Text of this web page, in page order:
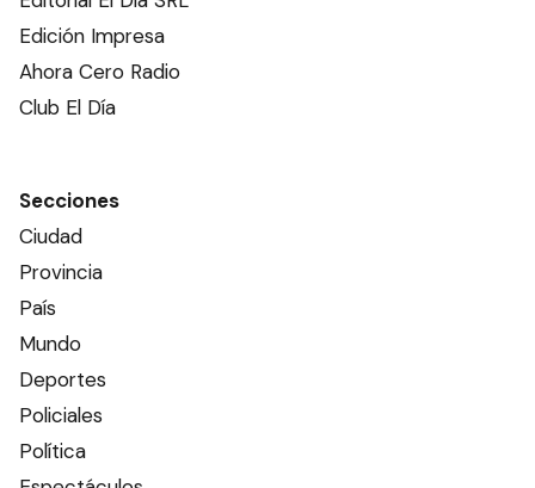
Edición Impresa
Ahora Cero Radio
Club El Día
Secciones
Ciudad
Provincia
País
Mundo
Deportes
Policiales
Política